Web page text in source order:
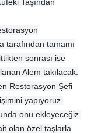
tarafından tamamı
sonrası ise
Alem takılacak.
Restorasyon Şefi
yapıyoruz.
onu ekleyeceğiz.
olan özel taşlarla